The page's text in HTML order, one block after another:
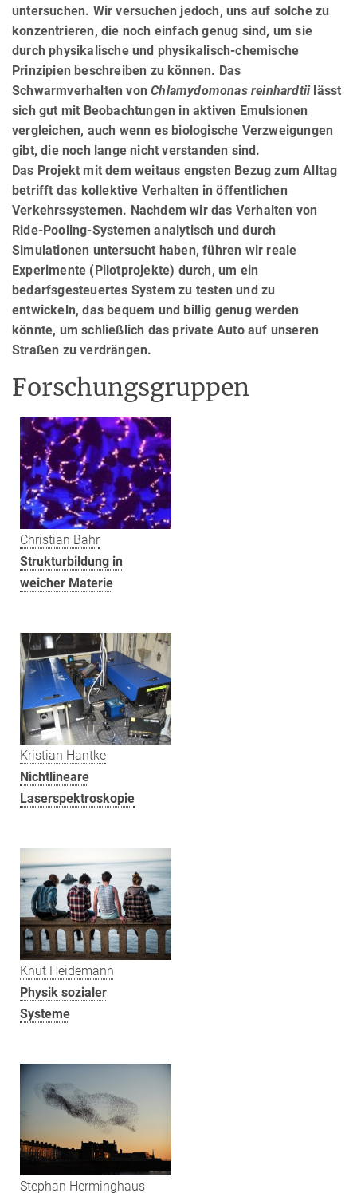
untersuchen. Wir versuchen jedoch, uns auf solche zu
konzentrieren, die noch einfach genug sind, um sie
durch physikalische und physikalisch-chemische
Prinzipien beschreiben zu können. Das
Schwarmverhalten vonChlamydomonas reinhardtiilässt
sich gut mit Beobachtungen in aktiven Emulsionen
vergleichen, auch wenn es biologische Verzweigungen
gibt, die noch lange nicht verstanden sind.
Das Projekt mit dem weitaus engsten Bezug zum Alltag
betrifft das kollektive Verhalten in öffentlichen
Verkehrssystemen. Nachdem wir das Verhalten von
Ride-Pooling-Systemen analytisch und durch
Simulationen untersucht haben, führen wir reale
Experimente (Pilotprojekte) durch, um ein
bedarfsgesteuertes System zu testen und zu
entwickeln, das bequem und billig genug werden
könnte, um schließlich das private Auto auf unseren
Straßen zu verdrängen.
Forschungsgruppen
Christian Bahr
Strukturbildung in
weicher Materie
Kristian Hantke
Nichtlineare
Laserspektroskopie
Knut Heidemann
Physik sozialer
Systeme
Stephan Herminghaus